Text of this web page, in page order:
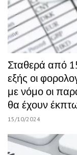
Σταθερά από
εξής οι
με νόμο οι
θα έχουν
15/10/2024